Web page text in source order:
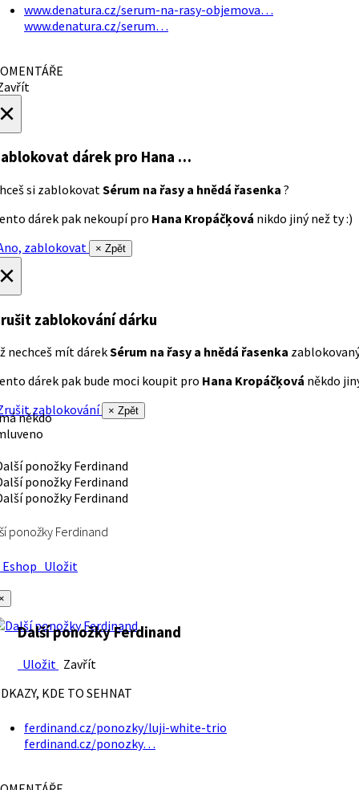
www.denatura.cz/serum-na-rasy-objemova…
www.denatura.cz/serum…
dárek pro Hana …
si zablokovatSérum na řasy a hnědá řasenka ?
dárek pak nekoupí pro Hana Kropáčķová nikdo jiný než ty :)
zablokovat
× Zpět
zablokování dárku
nechceš mít dárekSérum na řasy a hnědá řasenka
dárek pak bude moci koupit pro Hana Kropáčķová někdo
zablokování
× Zpět
někdo
ponožky Ferdinand
Uložit
Další ponožky Ferdinand
Uložit Zavřít
KDE TO SEHNAT
ferdinand.cz/ponozky/luji-white-trio
ferdinand.cz/ponozky…